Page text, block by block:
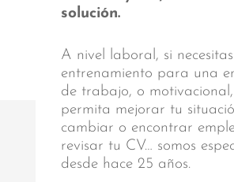
solución.
A nivel laboral, si necesitas
entrenamiento para una
de trabajo, o
permita mejorar tu
cambiar o encontrar
revisar tu CV… somos
desde hace 25 años.